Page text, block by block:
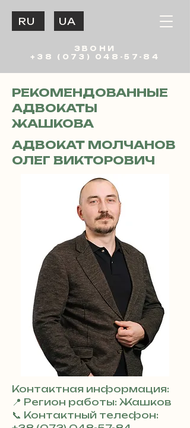
ЗВОНИ
+38 (073) 048-57-84
UA
RU
РЕКОМЕНДОВАННЫЕ
АДВОКАТЫ
ЖАШКОВА
АДВОКАТ МОЛЧАНОВ
ОЛЕГ ВИКТОРОВИЧ
Контактная информация:
📍 Регион работы: Жашков
📞 Контактный телефон: